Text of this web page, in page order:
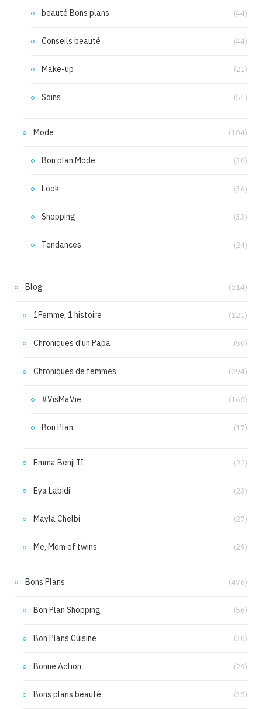
beauté Bons plans (44)
Conseils beauté (44)
Make-up (21)
Soins (51)
Mode (104)
Bon plan Mode (30)
Look (36)
Shopping (33)
Tendances (24)
Blog (514)
1Femme, 1 histoire (121)
Chroniques d'un Papa (50)
Chroniques de femmes (294)
#VisMaVie (165)
Bon Plan (17)
Emma Benji II (22)
Eya Labidi (23)
Mayla Chelbi (27)
Me, Mom of twins (29)
Bons Plans (476)
Bon Plan Shopping (56)
Bon Plans Cuisine (30)
Bonne Action (29)
Bons plans beauté (35)